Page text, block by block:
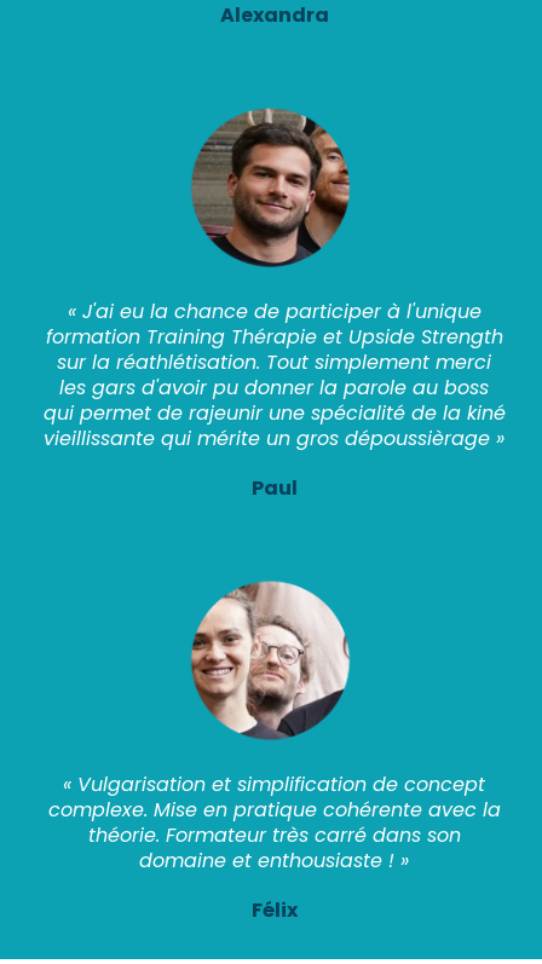
Alexandra
« J'ai eu la chance de participer à l'unique
formation Training Thérapie et Upside Strength
sur la réathlétisation. Tout simplement merci
les gars d'avoir pu donner la parole au boss
qui permet de rajeunir une spécialité de la kiné
vieillissante qui mérite un gros dépoussièrage »
Paul
« Vulgarisation et simplification de concept
complexe. Mise en pratique cohérente avec la
théorie. Formateur très carré dans son
domaine et enthousiaste ! »
Félix